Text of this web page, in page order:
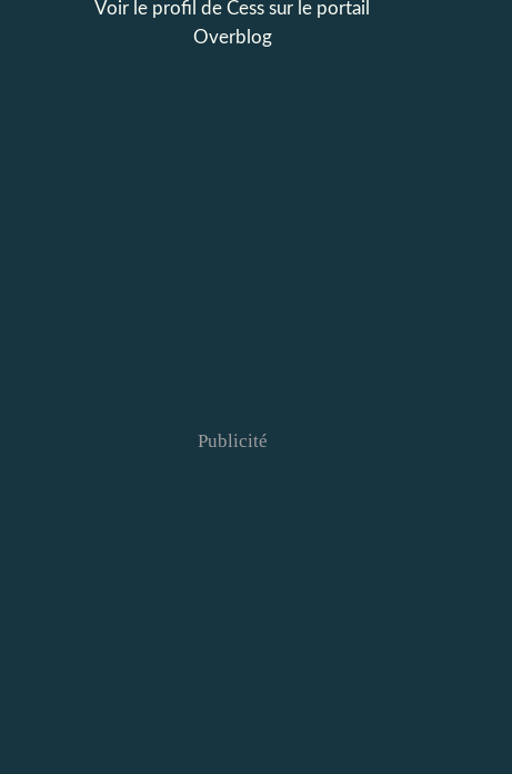
Voir le profil de Cess sur le portail
Overblog
Publicité